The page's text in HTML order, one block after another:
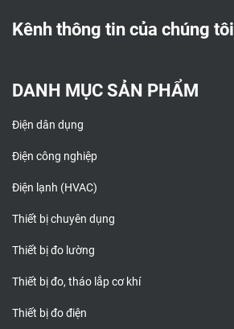
Kênh thông tin của chúng tôi
DANH MỤC SẢN PHẨM
Điện dân dụng
Điện công nghiệp
Điện lạnh (HVAC)
Thiết bị chuyên dụng
Thiết bị đo lường
Thiết bị đo, tháo lắp cơ khí
Thiết bị đo điện